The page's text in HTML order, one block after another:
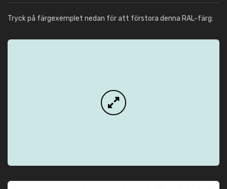
Tryck på färgexemplet nedan för att förstora denna RAL-färg: